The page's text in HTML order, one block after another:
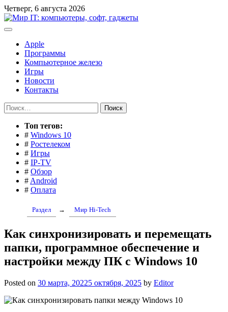
Перейти
к
содержимому
Четверг, 6 августа 2026
Apple
Программы
Компьютерное железо
Игры
Новости
Контакты
Найти:
Toп тегов:
# Windows 10
# Ростелеком
# Игры
# IP-TV
# Обзор
# Android
# Оплата
Раздел → Мир Hi-Tech
Как синхронизировать и перемещать
папки, программное обеспечение и
настройки между ПК с Windows 10
Posted on 30 марта, 20225 октября, 2025 by Editor